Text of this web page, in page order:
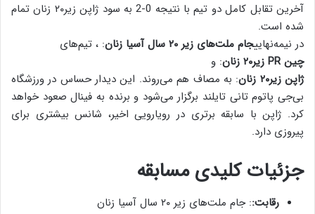
آخرین تقابل کامل دو تیم با نتیجه 0-2 به سود ژاپن زیر۲۰ زنان تمام
شده است.
در نیمه‌نهاییجام ملت‌های زیر ۲۰ سال آسیا زنان
: ، تیم‌های
چین PR زیر۲۰ زنان
: و
ژاپن زیر۲۰ زنان
: به مصاف هم می‌روند. این دیدار حساس در ورزشگاه
بی‌جی پاتوم تانی تایلند برگزار می‌شود و برنده به فینال صعود خواهد
کرد. ژاپن با سابقه برتری در رویارویی اخیر، شانس بیشتری برای
پیروزی دارد.
جزئیات کلیدی مسابقه
رقابت:: جام ملت‌های زیر ۲۰ سال آسیا زنان